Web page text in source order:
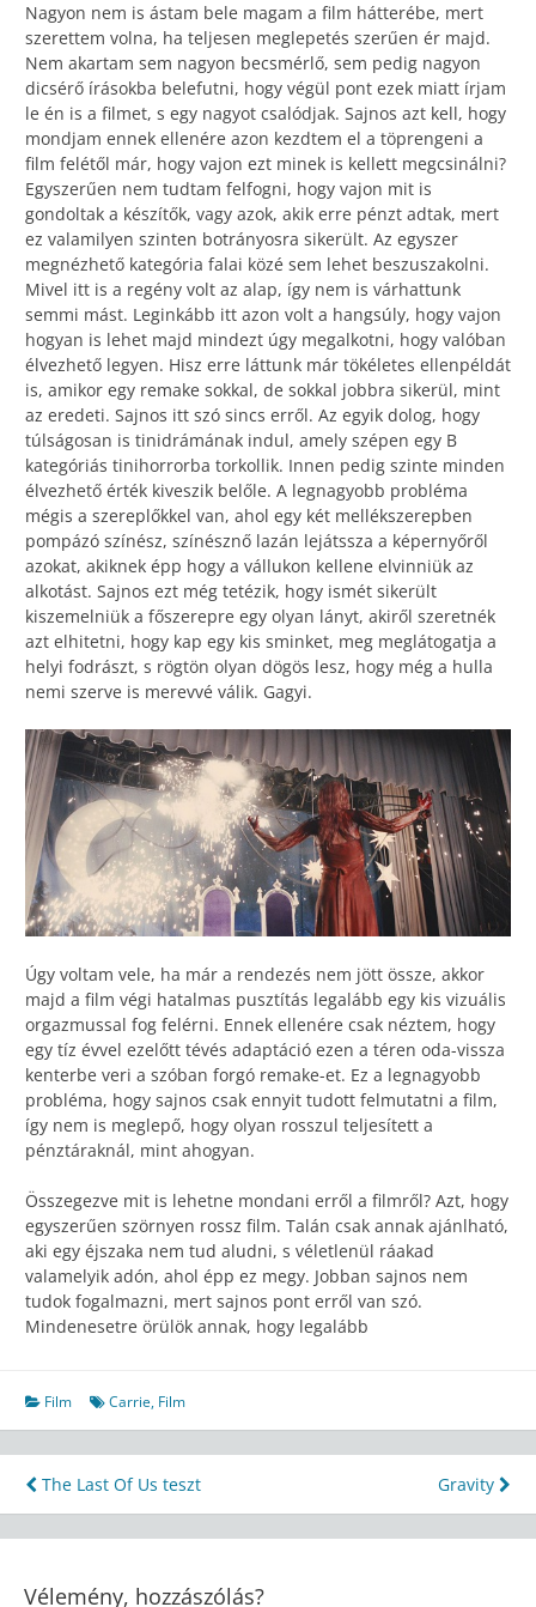
Nagyon nem is ástam bele magam a film hátterébe, mert
szerettem volna, ha teljesen meglepetés szerűen ér majd.
Nem akartam sem nagyon becsmérlő, sem pedig nagyon
dicsérő írásokba belefutni, hogy végül pont ezek miatt írjam
le én is a filmet, s egy nagyot csalódjak. Sajnos azt kell, hogy
mondjam ennek ellenére azon kezdtem el a töprengeni a
film felétől már, hogy vajon ezt minek is kellett megcsinálni?
Egyszerűen nem tudtam felfogni, hogy vajon mit is
gondoltak a készítők, vagy azok, akik erre pénzt adtak, mert
ez valamilyen szinten botrányosra sikerült. Az egyszer
megnézhető kategória falai közé sem lehet beszuszakolni.
Mivel itt is a regény volt az alap, így nem is várhattunk
semmi mást. Leginkább itt azon volt a hangsúly, hogy vajon
hogyan is lehet majd mindezt úgy megalkotni, hogy valóban
élvezhető legyen. Hisz erre láttunk már tökéletes ellenpéldát
is, amikor egy remake sokkal, de sokkal jobbra sikerül, mint
az eredeti. Sajnos itt szó sincs erről. Az egyik dolog, hogy
túlságosan is tinidrámának indul, amely szépen egy B
kategóriás tinihorrorba torkollik. Innen pedig szinte minden
élvezhető érték kiveszik belőle. A legnagyobb probléma
mégis a szereplőkkel van, ahol egy két mellékszerepben
pompázó színész, színésznő lazán lejátssza a képernyőről
azokat, akiknek épp hogy a vállukon kellene elvinniük az
alkotást. Sajnos ezt még tetézik, hogy ismét sikerült
kiszemelniük a főszerepre egy olyan lányt, akiről szeretnék
azt elhitetni, hogy kap egy kis sminket, meg meglátogatja a
helyi fodrászt, s rögtön olyan dögös lesz, hogy még a hulla
nemi szerve is merevvé válik. Gagyi.
Úgy voltam vele, ha már a rendezés nem jött össze, akkor
majd a film végi hatalmas pusztítás legalább egy kis vizuális
orgazmussal fog felérni. Ennek ellenére csak néztem, hogy
egy tíz évvel ezelőtt tévés adaptáció ezen a téren oda-vissza
kenterbe veri a szóban forgó remake-et. Ez a legnagyobb
probléma, hogy sajnos csak ennyit tudott felmutatni a film,
így nem is meglepő, hogy olyan rosszul teljesített a
pénztáraknál, mint ahogyan.
Összegezve mit is lehetne mondani erről a filmről? Azt, hogy
egyszerűen szörnyen rossz film. Talán csak annak ajánlható,
aki egy éjszaka nem tud aludni, s véletlenül ráakad
valamelyik adón, ahol épp ez megy. Jobban sajnos nem
tudok fogalmazni, mert sajnos pont erről van szó.
Mindenesetre örülök annak, hogy legalább
Film Carrie, Film
Bejegyzés
navigáció
The Last Of Us teszt Gravity
Vélemény, hozzászólás?